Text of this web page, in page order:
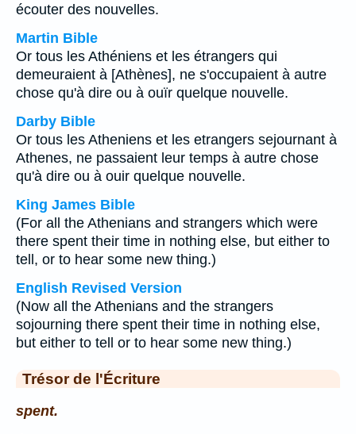
écouter des nouvelles.
Martin Bible
Or tous les Athéniens et les étrangers qui
demeuraient à [Athènes], ne s'occupaient à autre
chose qu'à dire ou à ouïr quelque nouvelle.
Darby Bible
Or tous les Atheniens et les etrangers sejournant à
Athenes, ne passaient leur temps à autre chose
qu'à dire ou à ouir quelque nouvelle.
King James Bible
(For all the Athenians and strangers which were
there spent their time in nothing else, but either to
tell, or to hear some new thing.)
English Revised Version
(Now all the Athenians and the strangers
sojourning there spent their time in nothing else,
but either to tell or to hear some new thing.)
Trésor de l'Écriture
spent.